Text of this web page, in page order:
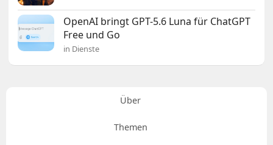
OpenAI bringt GPT-5.6 Luna für ChatGPT
Free und Go
in Dienste
Über
Themen